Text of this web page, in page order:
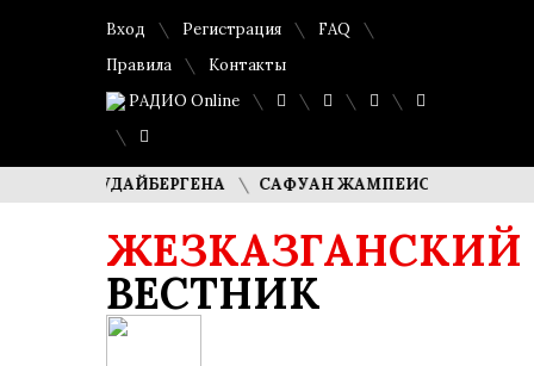
Вход Регистрация
FAQ
Правила
Контакты
РАДИО Online
КУДАЙБЕРГЕНА САФУАН ЖАМПЕИСОВ: «МЫ ХОТИМ
ЖЕЗКАЗГАНСКИЙ
ВЕСТНИК